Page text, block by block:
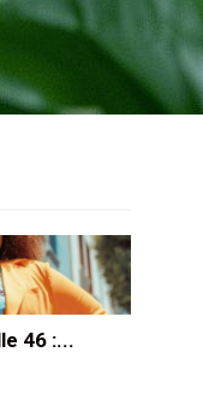
46 :...